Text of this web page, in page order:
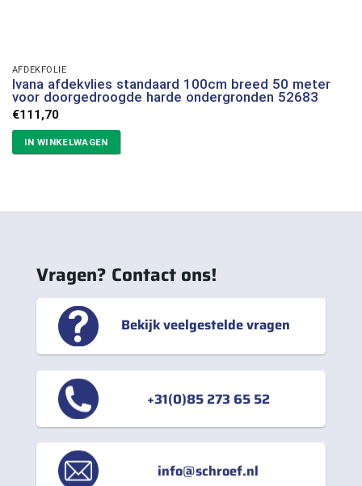
AFDEKFOLIE
Ivana afdekvlies standaard 100cm breed 50 meter
voor doorgedroogde harde ondergronden 52683
€111,70
IN WINKELWAGEN
Vragen? Contact ons!
Bekijk veelgestelde vragen
+31(0)85 273 65 52
info@schroef.nl